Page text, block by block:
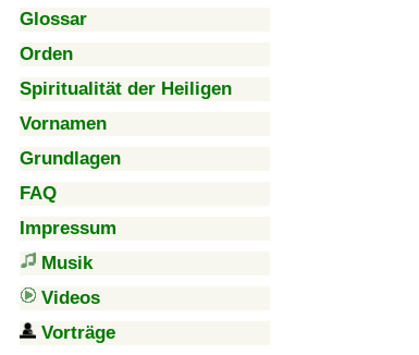
Glossar
Orden
Spiritualität der Heiligen
Vornamen
Grundlagen
FAQ
Impressum
Musik
Videos
Vorträge